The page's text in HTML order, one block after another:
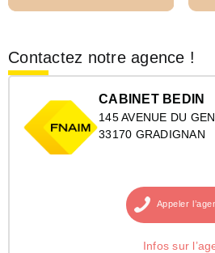
Contactez notre agence !
CABINET BEDIN
145 AVENUE DU
33170 GRADIGNAN
Appeler
Infos sur